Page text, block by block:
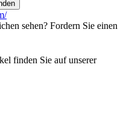
sehen? Fordern Sie einen
finden Sie auf unserer